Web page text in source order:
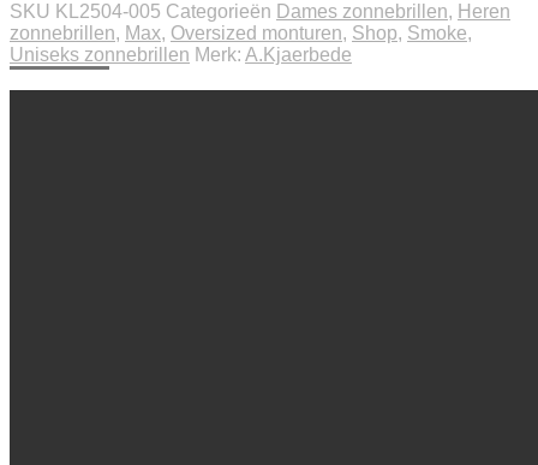
SKU KL2504-005 Categorieën Dames zonnebrillen, Heren
zonnebrillen, Max, Oversized monturen, Shop, Smoke,
Uniseks zonnebrillen Merk: A.Kjaerbede